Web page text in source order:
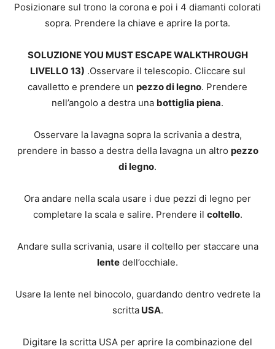
Posizionare sul trono la corona e poi i 4 diamanti colorati
sopra. Prendere la chiave e aprire la porta.
SOLUZIONE YOU MUST ESCAPE WALKTHROUGH
LIVELLO 13) .Osservare il telescopio. Cliccare sul
cavalletto e prendere un pezzo di legno. Prendere
nell’angolo a destra una bottiglia piena.
Osservare la lavagna sopra la scrivania a destra,
prendere in basso a destra della lavagna un altro pezzo
di legno.
Ora andare nella scala usare i due pezzi di legno per
completare la scala e salire. Prendere il coltello.
Andare sulla scrivania, usare il coltello per staccare una
lente dell’occhiale.
Usare la lente nel binocolo, guardando dentro vedrete la
scrittaUSA.
Digitare la scritta USA per aprire la combinazione del